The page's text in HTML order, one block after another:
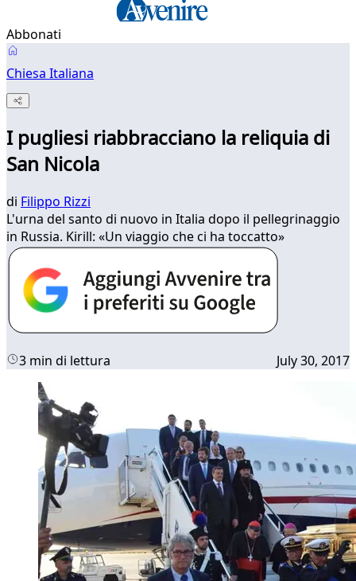
Abbonati
Chiesa Italiana
I pugliesi riabbracciano la reliquia di
San Nicola
di Filippo Rizzi
L'urna del santo di nuovo in Italia dopo il pellegrinaggio
in Russia. Kirill: «Un viaggio che ci ha toccatto»
3 min di lettura July 30, 2017